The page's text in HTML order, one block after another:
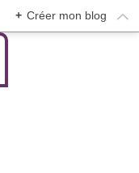
+ Créer mon blog